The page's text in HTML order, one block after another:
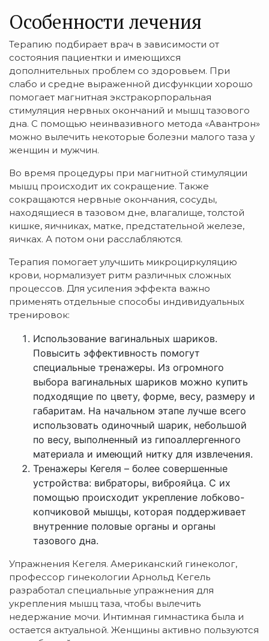
Особенности лечения
Терапию подбирает врач в зависимости от
состояния пациентки и имеющихся
дополнительных проблем со здоровьем. При
слабо и средне выраженной дисфункции хорошо
помогает магнитная экстракорпоральная
стимуляция нервных окончаний и мышц тазового
дна. С помощью неинвазивного метода «Авантрон»
можно вылечить некоторые болезни малого таза у
женщин и мужчин.
Во время процедуры при магнитной стимуляции
мышц происходит их сокращение. Также
сокращаются нервные окончания, сосуды,
находящиеся в тазовом дне, влагалище, толстой
кишке, яичниках, матке, предстательной железе,
яичках. А потом они расслабляются.
Терапия помогает улучшить микроциркуляцию
крови, нормализует ритм различных сложных
процессов. Для усиления эффекта важно
применять отдельные способы индивидуальных
тренировок:
Использование вагинальных шариков.
Повысить эффективность помогут
специальные тренажеры. Из огромного
выбора вагинальных шариков можно купить
подходящие по цвету, форме, весу, размеру и
габаритам. На начальном этапе лучше всего
использовать одиночный шарик, небольшой
по весу, выполненный из гипоаллергенного
материала и имеющий нитку для извлечения.
Тренажеры Кегеля – более совершенные
устройства: вибраторы, виброяйца. С их
помощью происходит укрепление лобково-
копчиковой мышцы, которая поддерживает
внутренние половые органы и органы
тазового дна.
Упражнения Кегеля. Американский гинеколог,
профессор гинекологии Арнольд Кегель
разработал специальные упражнения для
укрепления мышц таза, чтобы вылечить
недержание мочи. Интимная гимнастика была и
остается актуальной. Женщины активно пользуются